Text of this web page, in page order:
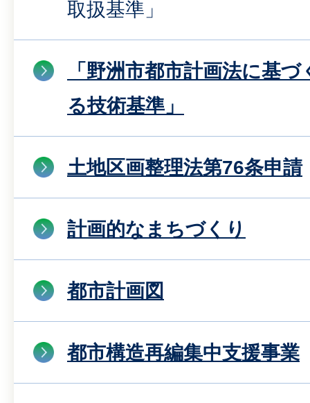
取扱基準」
「野洲市都市計画法に基
る技術基準」
土地区画整理法第76条申請
計画的なまちづくり
都市計画図
都市構造再編集中支援事業